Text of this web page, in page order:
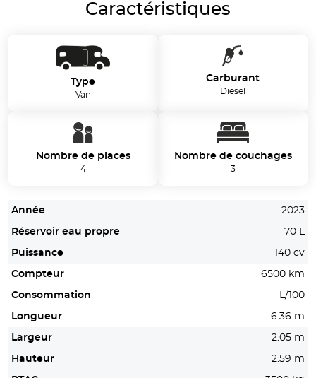
Caractéristiques
Type
Van
Carburant
Diesel
Nombre de places
4
Nombre de couchages
3
Année 2023
Réservoir eau propre 70 L
Puissance 140 cv
Compteur 6500 km
Consommation L/100
Longueur 6.36 m
Largeur 2.05 m
Hauteur 2.59 m